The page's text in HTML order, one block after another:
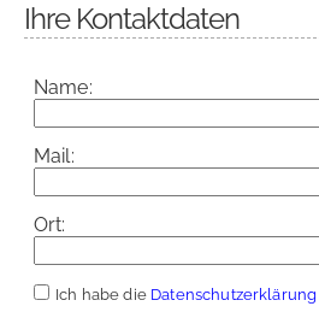
Ihre Kontaktdaten
Name:
Mail:
Ort:
Ich habe die Datenschutzerklärung